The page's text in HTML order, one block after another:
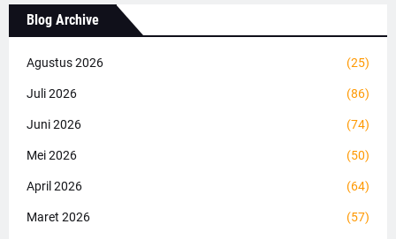
Blog Archive
Agustus 2026 (25)
Juli 2026 (86)
Juni 2026 (74)
Mei 2026 (50)
April 2026 (64)
Maret 2026 (57)